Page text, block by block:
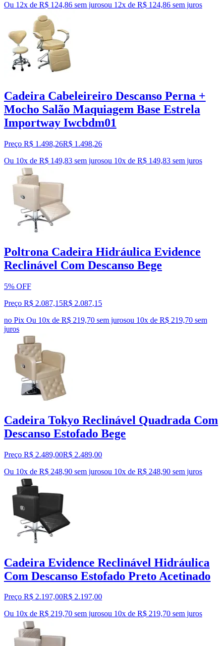
Ou 12x de R$ 124,86 sem jurosou 12x de R$ 124,86 sem juros
Cadeira Cabeleireiro Descanso Perna +
Mocho Salão Maquiagem Base Estrela
Importway Iwcbdm01
Preço R$ 1.498,26R$ 1.498,26
Ou 10x de R$ 149,83 sem jurosou 10x de R$ 149,83 sem juros
Poltrona Cadeira Hidráulica Evidence
Reclinável Com Descanso Bege
5% OFF
Preço R$ 2.087,15R$ 2.087,15
no Pix Ou 10x de R$ 219,70 sem jurosou 10x de R$ 219,70 sem
juros
Cadeira Tokyo Reclinável Quadrada Com
Descanso Estofado Bege
Preço R$ 2.489,00R$ 2.489,00
Ou 10x de R$ 248,90 sem jurosou 10x de R$ 248,90 sem juros
Cadeira Evidence Reclinável Hidráulica
Com Descanso Estofado Preto Acetinado
Preço R$ 2.197,00R$ 2.197,00
Ou 10x de R$ 219,70 sem jurosou 10x de R$ 219,70 sem juros